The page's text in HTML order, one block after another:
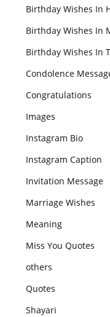
Birthday Wishes In
Birthday Wishes In
Birthday Wishes In
Condolence
Congratulations
Images
Instagram Bio
Instagram Caption
Invitation Message
Marriage Wishes
Meaning
Miss You Quotes
others
Quotes
Shayari